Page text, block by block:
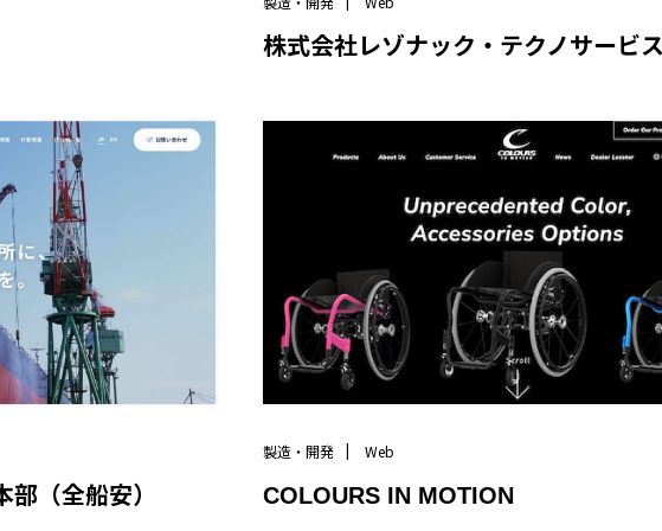
株式会社レゾナック・テクノサービ
（全船安）
製造・開発 Web
COLOURS IN MOTION